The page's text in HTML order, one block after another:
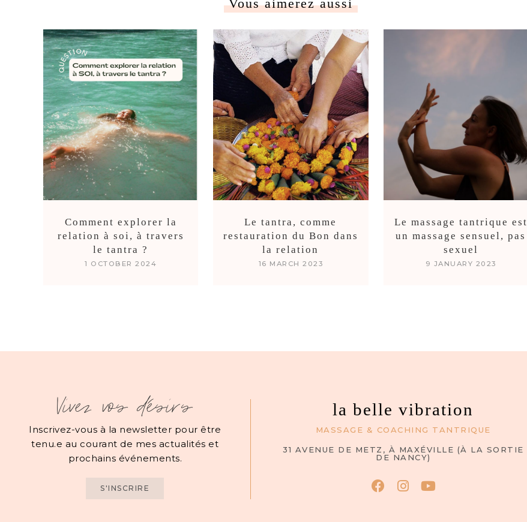
Vous aimerez aussi
Comment explorer la
relation à soi, à travers
le tantra ?
1 OCTOBER 2024
Le tantra, comme
restauration du Bon dans
la relation
16 MARCH 2023
Le massage tantrique est
un massage sensuel, pas
sexuel
9 JANUARY 2023
Vivez vos désirs
Inscrivez-vous à la newsletter pour être
tenu.e au courant de mes actualités et
prochains événements.
S'INSCRIRE
la belle vibration
MASSAGE & COACHING TANTRIQUE
31 AVENUE DE METZ, À MAXÉVILLE (À LA SORTIE
DE NANCY)